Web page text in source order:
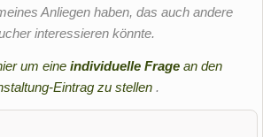
Anliegen haben, das auch andere
interessieren könnte.
um eineindividuelle Frage an den
Eintrag zu stellen .